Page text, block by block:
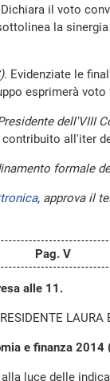
il voto
la
). Evidenziate le
esprimerà voto
dell'VIII
all'iter
formale
, approva il
Pag. V
alle 11.
LAURA
e finanza 2014
luce delle